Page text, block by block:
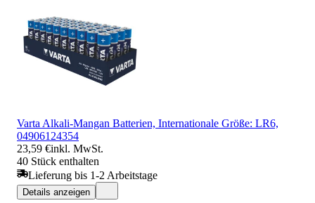
Varta Alkali-Mangan Batterien, Internationale Größe: LR6,
04906124354
23,59 €inkl. MwSt.
40 Stück enthalten
Lieferung bis 1-2 Arbeitstage
Details anzeigen